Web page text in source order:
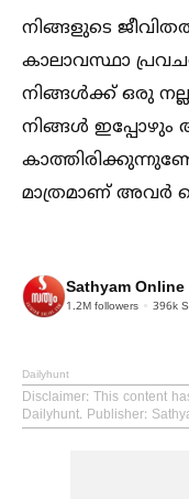
നിങ്ങളുടെ
കാലാവസ്ഥാ
നിങ്ങള്‍ക്ക് ഒരു നല്ല
നിങ്ങള്‍ ഇപ്പോഴും
മാത്രമാണ് അവര്‍
Sathyam Online
1.2M followers 396k
Dailyhunt
Disclaimer: This content
Dailyhunt. Publisher: